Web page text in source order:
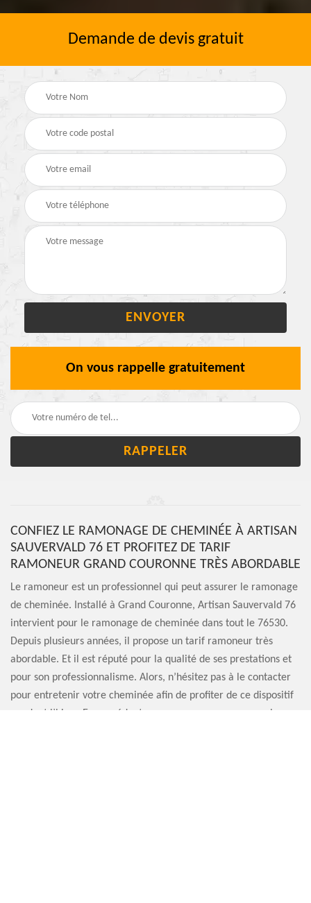
Demande de devis gratuit
On vous rappelle gratuitement
CONFIEZ LE RAMONAGE DE CHEMINÉE À ARTISAN
SAUVERVALD 76 ET PROFITEZ DE TARIF
RAMONEUR GRAND COURONNE TRÈS ABORDABLE
Le ramoneur est un professionnel qui peut assurer le ramonage
de cheminée. Installé à Grand Couronne, Artisan Sauvervald 76
intervient pour le ramonage de cheminée dans tout le 76530.
Depuis plusieurs années, il propose un tarif ramoneur très
abordable. Et il est réputé pour la qualité de ses prestations et
pour son professionnalisme. Alors, n’hésitez pas à le contacter
pour entretenir votre cheminée afin de profiter de ce dispositif
pendant l’hiver. En procédant au ramonage, vous assurez la